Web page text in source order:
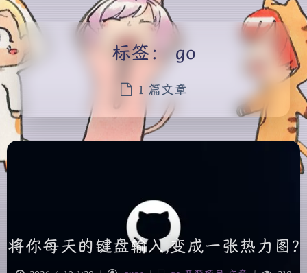
标签：go
1 篇文章
将你每天的键盘输入,变成一张热力图?